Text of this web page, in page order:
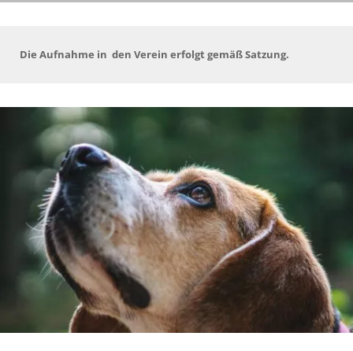
Die Aufnahme in den Verein erfolgt gemäß Satzung.